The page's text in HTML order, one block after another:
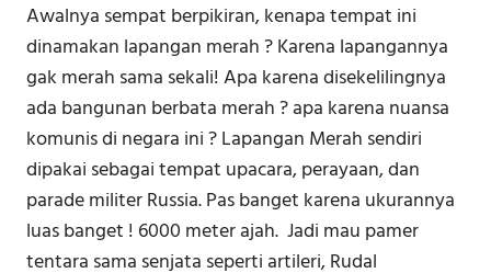
Awalnya sempat berpikiran, kenapa tempat ini
dinamakan lapangan merah ? Karena lapangannya
gak merah sama sekali! Apa karena disekelilingnya
ada bangunan berbata merah ? apa karena nuansa
komunis di negara ini ? Lapangan Merah sendiri
dipakai sebagai tempat upacara, perayaan, dan
parade militer Russia. Pas banget karena ukurannya
luas banget ! 6000 meter ajah. Jadi mau pamer
tentara sama senjata seperti artileri, Rudal